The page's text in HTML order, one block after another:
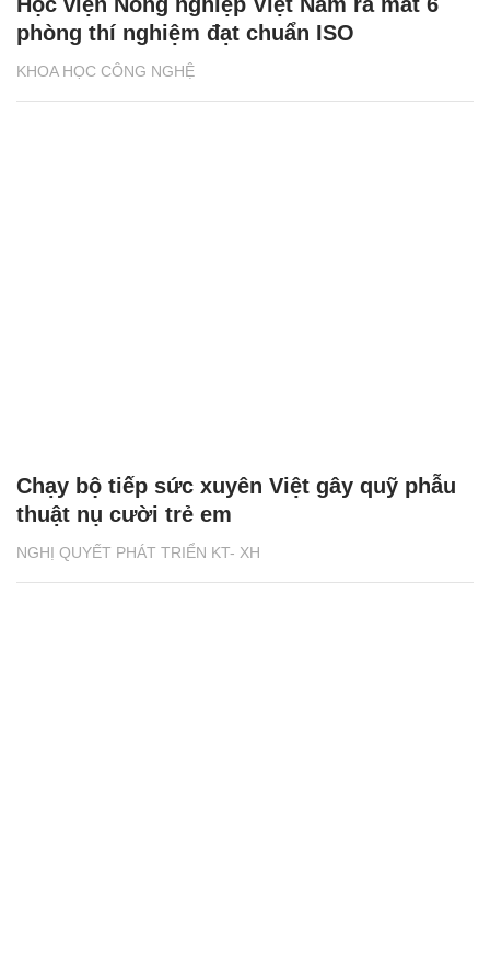
KHOA HỌC CÔNG NGHỆ
phòng thí nghiệm đạt chuẩn ISO
NGHỊ QUYẾT PHÁT TRIỂN KT- XH
Chạy bộ tiếp sức xuyên Việt gây quỹ phẫu
thuật nụ cười trẻ em